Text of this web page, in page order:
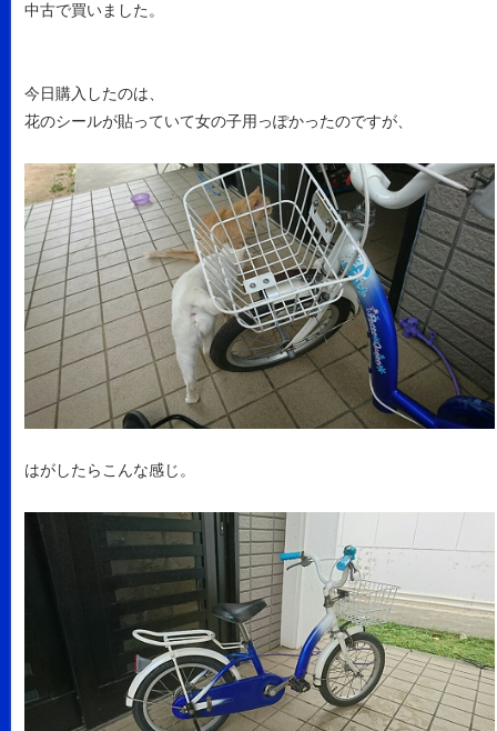
中古で買いました。
今日購入したのは、
花のシールが貼っていて女の子用っぽかったのですが、
はがしたらこんな感じ。